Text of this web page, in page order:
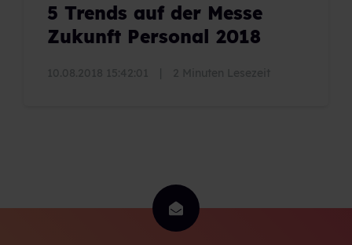
5 Trends auf der Messe
Zukunft Personal 2018